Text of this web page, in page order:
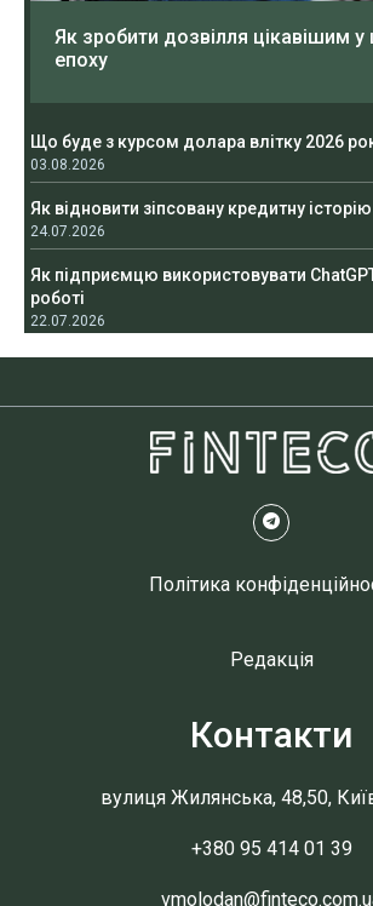
Як зробити дозвілля цікавішим
епоху
Що буде з курсом долара влітку 2026
03.08.2026
Як відновити зіпсовану кредитну
24.07.2026
Як підприємцю використовувати
роботі
22.07.2026
Політика
Редакція
Контакти
вулиця Жилянська, 48,50,
+380 95 414 01 39